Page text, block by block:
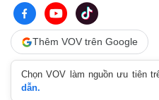
Thêm VOV trên Google
Chọn VOV làm nguồn ưu tiên
dẫn.